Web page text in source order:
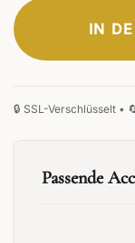
IN
Passende